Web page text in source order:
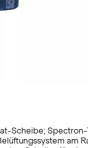
Scheibe;
am